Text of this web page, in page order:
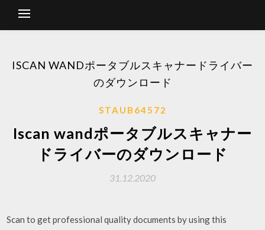
ISCAN WANDポータブルスキャナードライバー
のダウンロード
STAUB64572
Iscan wandポータブルスキャナー
ドライバーのダウンロード
31.12.2020
Scan to get professional quality documents by using this